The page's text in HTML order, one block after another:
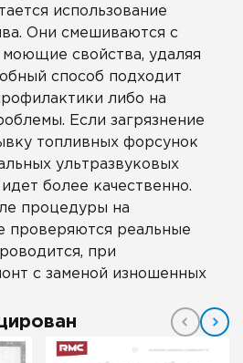
использование
Они смешиваются с
свойства, удаляя
способ подходит
либо на
Если загрязнение
топливных форсунок
ультразвуковых
более качественно.
процедуры на
проверяются реальные
при
с заменой изношенных